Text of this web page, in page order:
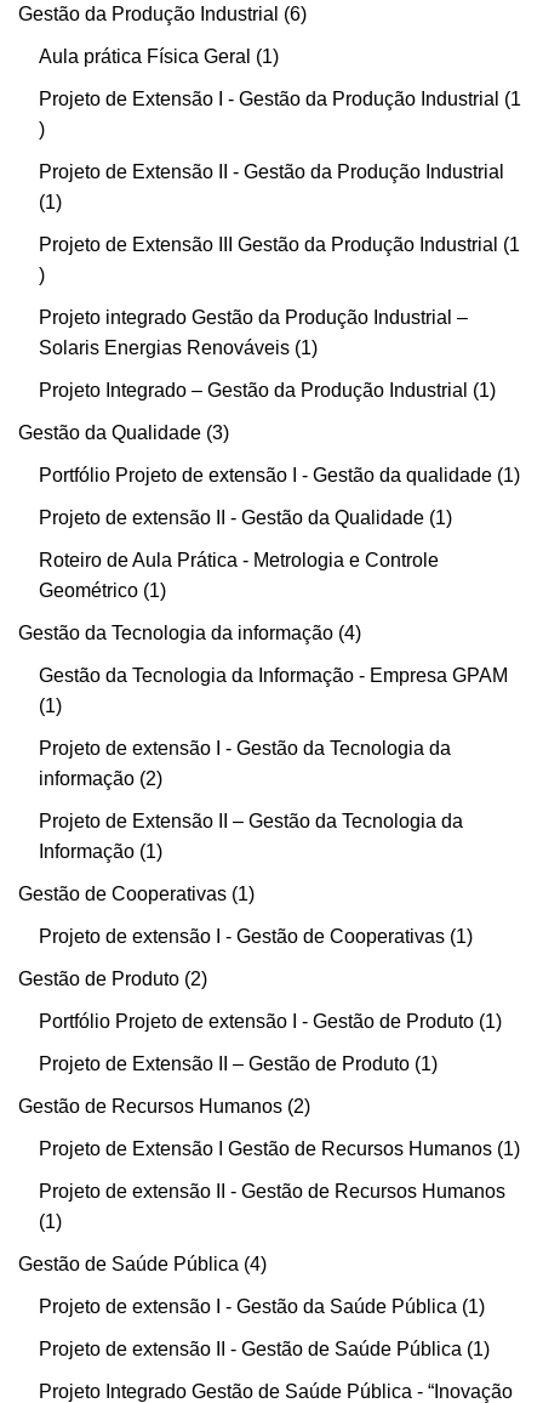
Gestão da Produção Industrial 6
Aula prática Física Geral 1
Projeto de Extensão I - Gestão da Produção Industrial 1
Projeto de Extensão II - Gestão da Produção Industrial
1
Projeto de Extensão III Gestão da Produção Industrial 1
Projeto integrado Gestão da Produção Industrial –
Solaris Energias Renováveis 1
Projeto Integrado – Gestão da Produção Industrial 1
Gestão da Qualidade 3
Portfólio Projeto de extensão I - Gestão da qualidade 1
Projeto de extensão II - Gestão da Qualidade 1
Roteiro de Aula Prática - Metrologia e Controle
Geométrico 1
Gestão da Tecnologia da informação 4
Gestão da Tecnologia da Informação - Empresa GPAM
1
Projeto de extensão I - Gestão da Tecnologia da
informação 2
Projeto de Extensão II – Gestão da Tecnologia da
Informação 1
Gestão de Cooperativas 1
Projeto de extensão I - Gestão de Cooperativas 1
Gestão de Produto 2
Portfólio Projeto de extensão I - Gestão de Produto 1
Projeto de Extensão II – Gestão de Produto 1
Gestão de Recursos Humanos 2
Projeto de Extensão I Gestão de Recursos Humanos 1
Projeto de extensão II - Gestão de Recursos Humanos
1
Gestão de Saúde Pública 4
Projeto de extensão I - Gestão da Saúde Pública 1
Projeto de extensão II - Gestão de Saúde Pública 1
Projeto Integrado Gestão de Saúde Pública - “Inovação